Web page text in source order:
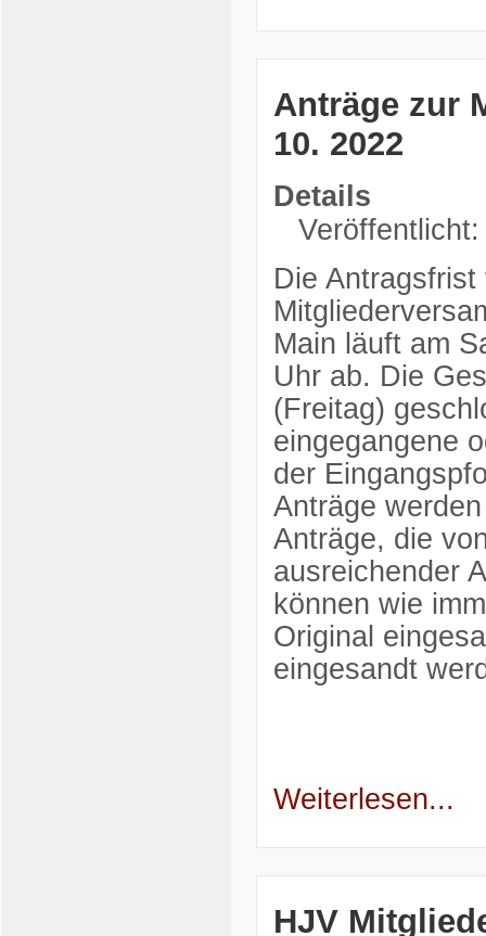
Anträge zur
10. 2022
Details
Die
Main läuft am
Uhr ab. Die
(Freitag)
eingegangene
der
Anträge
Anträge, die
ausreichender
können wie
Original
eingesandt
Weiterlesen...
HJV